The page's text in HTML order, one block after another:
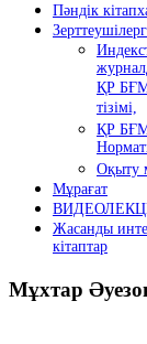
Пәндік
ҚР
тізімі,
ҚР БҒМ
Оқыту
Мұрағат
Жасанды
кітаптар
Мұхтар